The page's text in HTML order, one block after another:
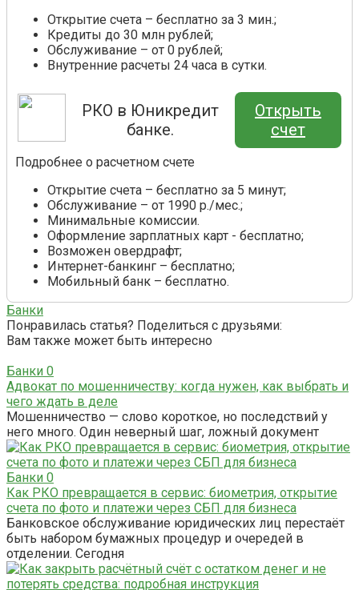
Открытие счета – бесплатно за 3 мин.;
Кредиты до 30 млн рублей;
Обслуживание – от 0 рублей;
Внутренние расчеты 24 часа в сутки.
РКО в Юникредит
банке.
Открыть
счет
Подробнее о расчетном счете
Открытие счета – бесплатно за 5 минут;
Обслуживание – от 1990 р./мес.;
Минимальные комиссии.
Оформление зарплатных карт - бесплатно;
Возможен овердрафт;
Интернет-банкинг – бесплатно;
Мобильный банк – бесплатно.
Банки
Понравилась статья? Поделиться с друзьями:
Вам также может быть интересно
Банки 0
Адвокат по мошенничеству: когда нужен, как выбрать и
чего ждать в деле
Мошенничество — слово короткое, но последствий у
него много. Один неверный шаг, ложный документ
Банки 0
Как РКО превращается в сервис: биометрия, открытие
счета по фото и платежи через СБП для бизнеса
Банковское обслуживание юридических лиц перестаёт
быть набором бумажных процедур и очередей в
отделении. Сегодня